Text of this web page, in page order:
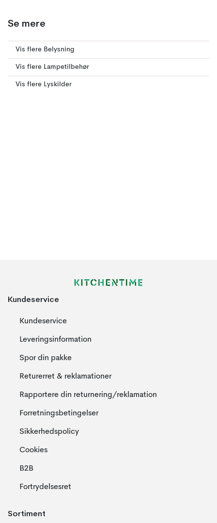
Se mere
Vis flere Belysning
Vis flere Lampetilbehør
Vis flere Lyskilder
Kundeservice
Kundeservice
Leveringsinformation
Spor din pakke
Returerret & reklamationer
Rapportere din returnering/reklamation
Forretningsbetingelser
Sikkerhedspolicy
Cookies
B2B
Fortrydelsesret
Sortiment